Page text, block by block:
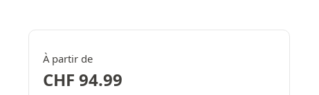
À partir de
CHF 94.99